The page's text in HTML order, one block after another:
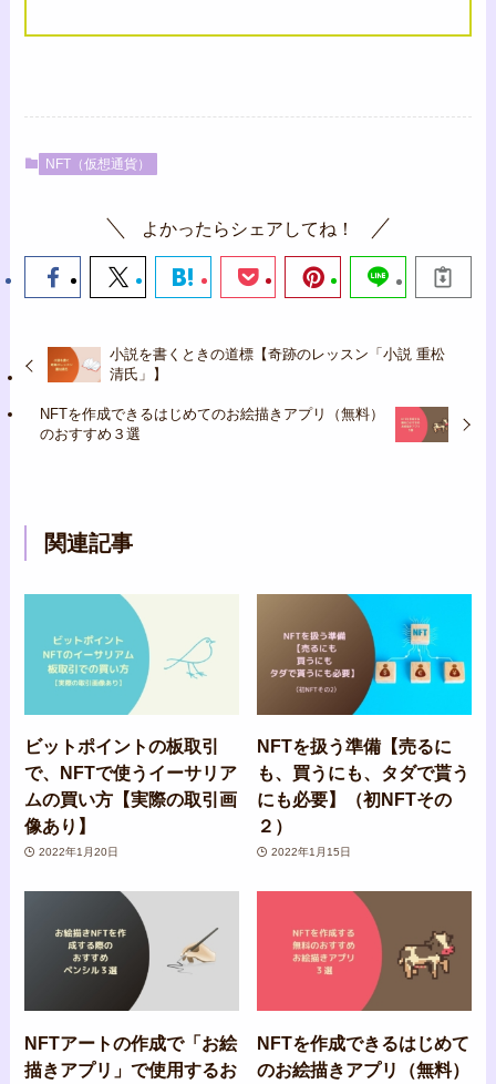
NFT（仮想通貨）
よかったらシェアしてね！
小説を書くときの道標【奇跡のレッスン「小説 重松
清氏」】
NFTを作成できるはじめてのお絵描きアプリ（無料）
のおすすめ３選
関連記事
ビットポイントの板取引
で、NFTで使うイーサリア
ムの買い方【実際の取引画
像あり】
2022年1月20日
NFTを扱う準備【売るに
も、買うにも、タダで貰う
にも必要】（初NFTその
２）
2022年1月15日
NFTアートの作成で「お絵
描きアプリ」で使用するお
NFTを作成できるはじめて
のお絵描きアプリ（無料）